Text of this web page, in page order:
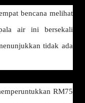
bencana melihat
air ini bersekali
tidak ada
RM75